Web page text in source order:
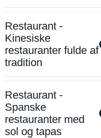
Restaurant -
Kinesiske
restauranter fulde af
tradition
Restaurant -
Spanske
restauranter med
sol og tapas